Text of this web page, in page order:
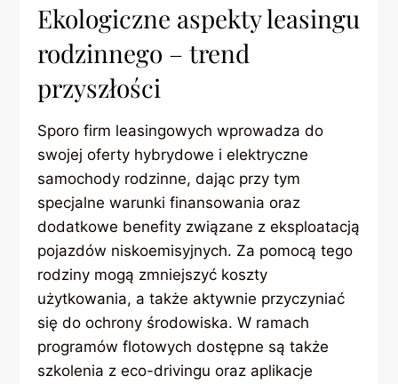
Ekologiczne aspekty leasingu
rodzinnego – trend
przyszłości
Sporo firm leasingowych wprowadza do
swojej oferty hybrydowe i elektryczne
samochody rodzinne, dając przy tym
specjalne warunki finansowania oraz
dodatkowe benefity związane z eksploatacją
pojazdów niskoemisyjnych. Za pomocą tego
rodziny mogą zmniejszyć koszty
użytkowania, a także aktywnie przyczyniać
się do ochrony środowiska. W ramach
programów flotowych dostępne są także
szkolenia z eco-drivingu oraz aplikacje